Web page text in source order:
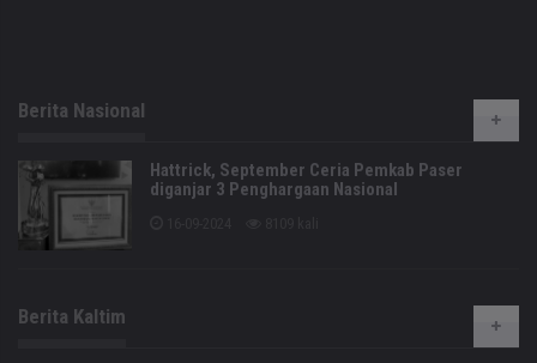
Berita Nasional
Hattrick, September Ceria Pemkab Paser
diganjar 3 Penghargaan Nasional
Berita Kaltim